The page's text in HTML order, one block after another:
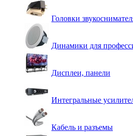
Головки
Динамики для
Дисплеи, панели
Интегральные
Кабель и разъемы